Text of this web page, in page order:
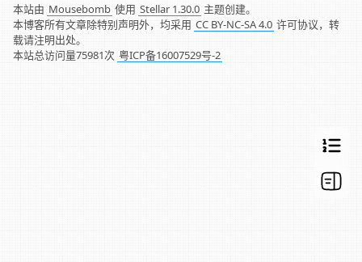
本站由 Mousebomb 使用 Stellar 1.30.0 主题创建。
本博客所有文章除特别声明外，均采用 CC BY-NC-SA 4.0 许可协议，转
载请注明出处。
本站总访问量75981次 粤ICP备16007529号-2